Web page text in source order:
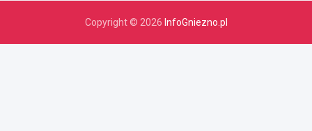
Copyright © 2026 InfoGniezno.pl